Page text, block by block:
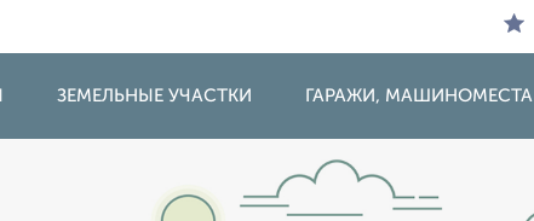
ЗЕМЕЛЬНЫЕ УЧАСТКИ ГАРАЖИ, МАШИНОМЕСТА